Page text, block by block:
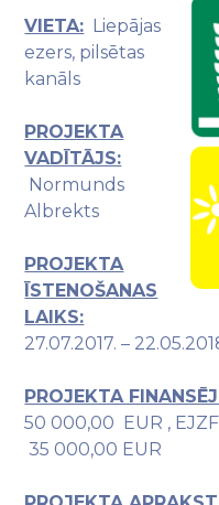
VIETA: Liepājas
ezers, pilsētas
kanāls
PROJEKTA
VADĪTĀJS:
Normunds
Albrekts
PROJEKTA
ĪSTENOŠANAS
LAIKS:
27.07.2017. –
PROJEKTA
50 000,00 EUR ,
35 000,00 EUR